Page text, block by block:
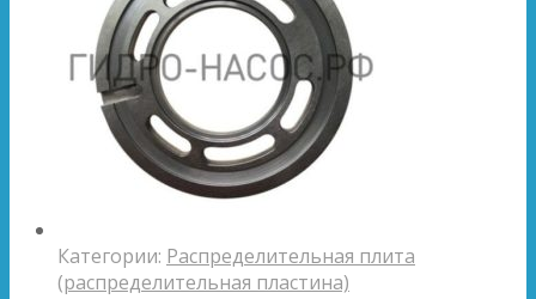
Категории: Распределительная плита
(распределительная пластина)